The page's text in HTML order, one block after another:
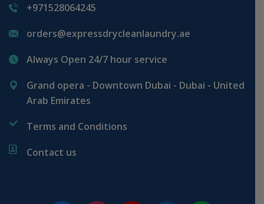
+971528064245
orders@expressdrycleanlaundry.ae
Always Open 24/7 hour service
Grand opera - Downtown Dubai - Dubai - United
Arab Emirates
Terms and Conditions
Contact us